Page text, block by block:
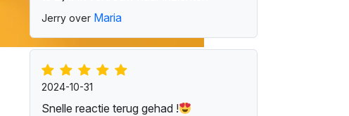
Jerry over Maria
2024-10-31
Snelle reactie terug gehad !